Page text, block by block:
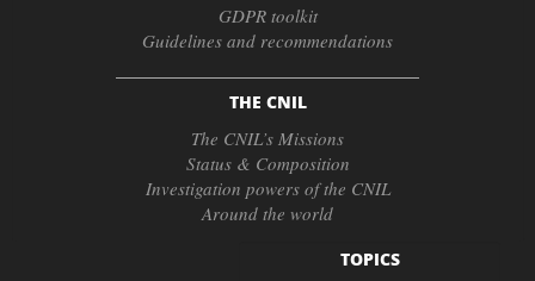
GDPR toolkit
Guidelines and recommendations
THE CNIL
The CNIL’s Missions
Status & Composition
Investigation powers of the CNIL
Around the world
TOPICS